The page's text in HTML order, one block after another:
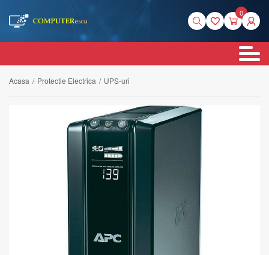
0
Acasa / Protectie Electrica / UPS-uri